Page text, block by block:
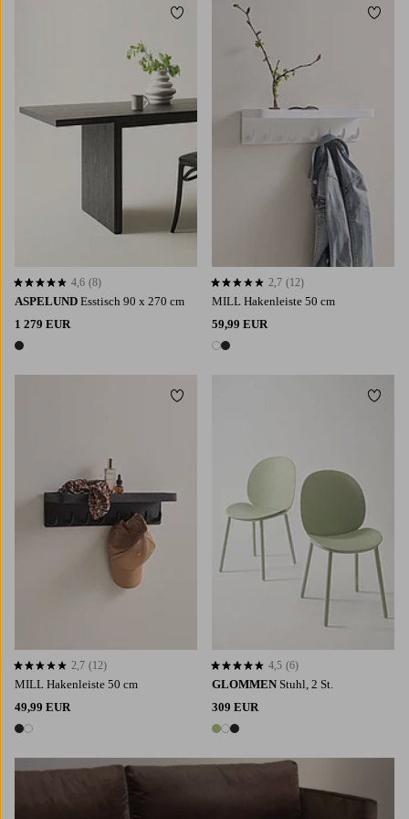
ASPELUND Esstisch 90 x 270 cm
1 279 EUR
1 Farbe
4,6 basierend auf 8 Bewertungen
4,6 (8)
Zu Favoriten hinzufügen
MILL Hakenleiste 50 cm
59,99 EUR
2 Farben
2,7 basierend auf 12 Bewertungen
2,7 (12)
Zu
MILL Hakenleiste 50 cm
49,99 EUR
2 Farben
2,7 basierend auf 12 Bewertungen
2,7 (12)
Zu Favoriten hinzufügen
GLOMMEN Stuhl, 2 St.
309 EUR
3 Farben
4,5 basierend auf 6 Bewertungen
4,5 (6)
Zu